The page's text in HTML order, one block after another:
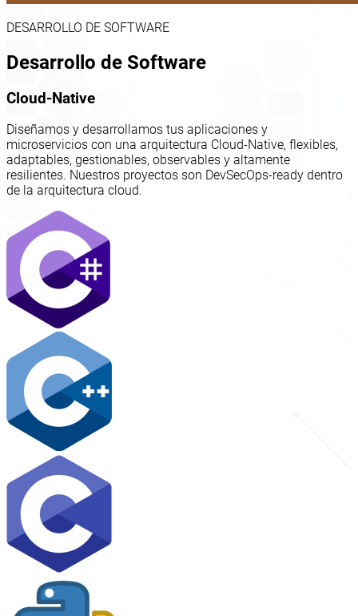
DESARROLLO DE SOFTWARE
Desarrollo de Software
Cloud-Native
Diseñamos y desarrollamos tus aplicaciones y
microservicios con una arquitectura Cloud-Native, flexibles,
adaptables, gestionables, observables y altamente
resilientes. Nuestros proyectos son DevSecOps-ready dentro
de la arquitectura cloud.